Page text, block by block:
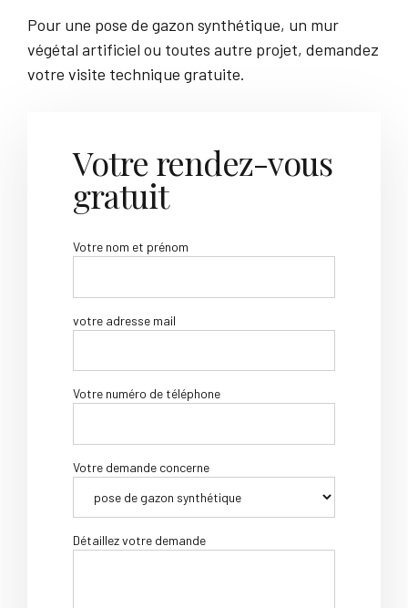
Pour une pose de gazon synthétique, un mur
végétal artificiel ou toutes autre projet, demandez
votre visite technique gratuite.
Votre rendez-vous
gratuit
Votre nom et prénom
votre adresse mail
Votre numéro de téléphone
Votre demande concerne
Détaillez votre demande